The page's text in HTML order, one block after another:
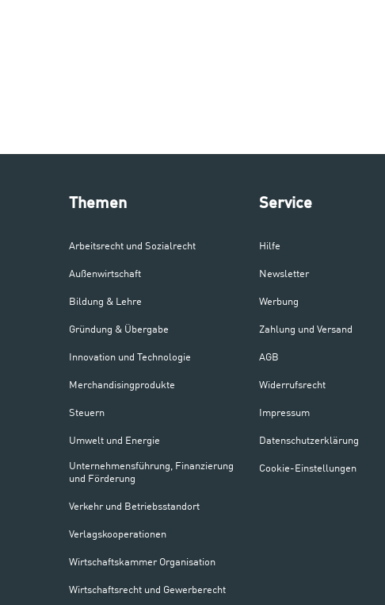
Themen
Arbeitsrecht und Sozialrecht
Außenwirtschaft
Bildung & Lehre
Gründung & Übergabe
Innovation und Technologie
Merchandisingprodukte
Steuern
Umwelt und Energie
Unternehmensführung, Finanzierung
und Förderung
Verkehr und Betriebsstandort
Verlagskooperationen
Wirtschaftskammer Organisation
Wirtschaftsrecht und Gewerberecht
Service
Hilfe
Newsletter
Werbung
Zahlung und Versand
AGB
Widerrufsrecht
Impressum
Datenschutzerklärung
Cookie-Einstellungen